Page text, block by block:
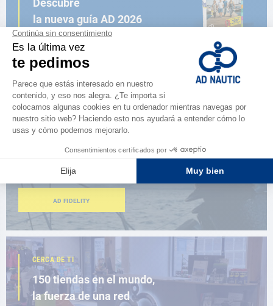
Descubre
la nueva guía AD 2026
NAVEGAR POR EL CATÁLOGO
ESPACIO FIDELIDAD
¿Eres apasionado?
Benefíciate de ventajas exclusivas
AD FIDELITY
CERCA DE TI
150 tiendas en el mundo,
la fuerza de una red